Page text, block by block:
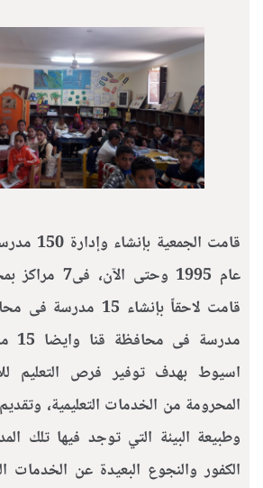
قامت
عام 1995 وحتى
اسيوط بهدف توفير فرص التعليم
المحرومة من الخدمات التعليمية،
وطبيعة البيئة التي توجد فيها تلك
الكفور والنجوع البعيدة عن الخدمات